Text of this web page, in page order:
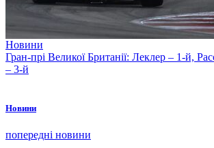
Новини
Гран-прі Великої Британії: Леклер – 1-й,
– 3-й
Новини
попередні новини